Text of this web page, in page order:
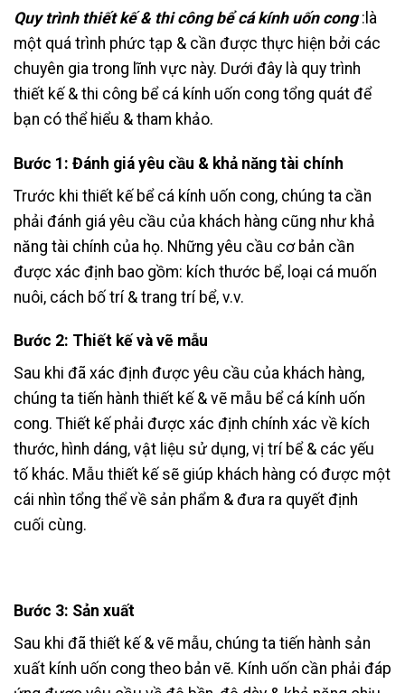
Quy trình thiết kế & thi công bể cá kính uốn cong: là
một quá trình phức tạp & cần được thực hiện bởi các
chuyên gia trong lĩnh vực này. Dưới đây là quy trình
thiết kế & thi công bể cá kính uốn cong tổng quát để
bạn có thể hiểu & tham khảo.
Bước 1: Đánh giá yêu cầu & khả năng tài chính
Trước khi thiết kế bể cá kính uốn cong, chúng ta cần
phải đánh giá yêu cầu của khách hàng cũng như khả
năng tài chính của họ. Những yêu cầu cơ bản cần
được xác định bao gồm: kích thước bể, loại cá muốn
nuôi, cách bố trí & trang trí bể, v.v.
Bước 2: Thiết kế và vẽ mẫu
Sau khi đã xác định được yêu cầu của khách hàng,
chúng ta tiến hành thiết kế & vẽ mẫu bể cá kính uốn
cong. Thiết kế phải được xác định chính xác về kích
thước, hình dáng, vật liệu sử dụng, vị trí bể & các yếu
tố khác. Mẫu thiết kế sẽ giúp khách hàng có được một
cái nhìn tổng thể về sản phẩm & đưa ra quyết định
cuối cùng.
Bước 3: Sản xuất
Sau khi đã thiết kế & vẽ mẫu, chúng ta tiến hành sản
xuất kính uốn cong theo bản vẽ. Kính uốn cần phải đáp